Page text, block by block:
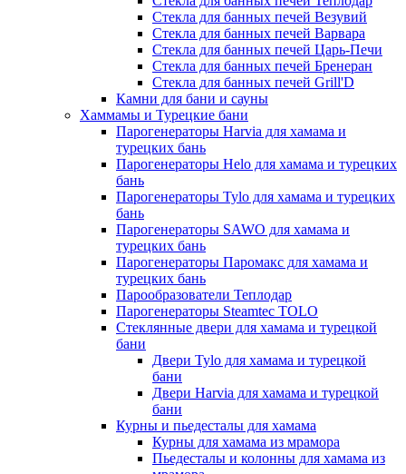
Стекла для банных печей Везувий
Стекла для банных печей Варвара
Стекла для банных печей Царь-Печи
Стекла для банных печей Бренеран
Стекла для банных печей Grill'D
Камни для бани и сауны
Хаммамы и Турецкие бани
Парогенераторы Harvia для хамама и
турецких бань
Парогенераторы Helo для хамама и турецких
бань
Парогенераторы Tylo для хамама и турецких
бань
Парогенераторы SAWO для хамама и
турецких бань
Парогенераторы Паромакс для хамама и
турецких бань
Парообразователи Теплодар
Парогенераторы Steamtec TOLO
Стеклянные двери для хамама и турецкой
бани
Двери Tylo для хамама и турецкой
бани
Двери Harvia для хамама и турецкой
бани
Курны и пьедесталы для хамама
Курны для хамама из мрамора
Пьедесталы и колонны для хамама из